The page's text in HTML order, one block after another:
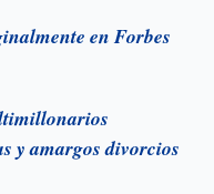
en Forbes
y amargos divorcios